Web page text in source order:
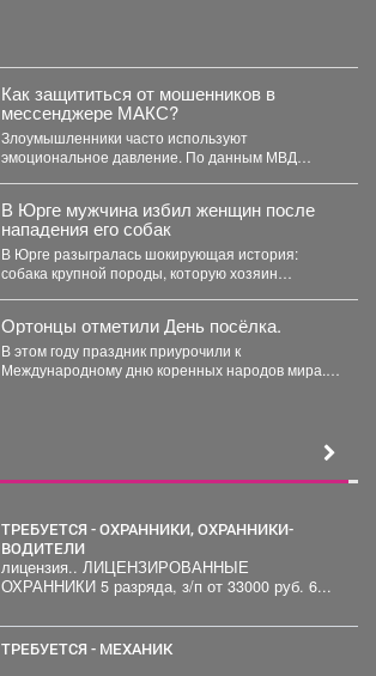
Как защититься от мошенников в
мессенджере МАКС?
Злоумышленники часто используют
эмоциональное давление. По данным МВД
В Юрге мужчина избил женщин после
нападения его собак
В Юрге разыгралась шокирующая история:
собака крупной породы, которую хозяин
Ортонцы отметили День посёлка.
В этом году праздник приурочили к
Международному дню коренных народов мира.
ТРЕБУЕТСЯ - ОХРАННИКИ, ОХРАННИКИ-
ВОДИТЕЛИ
лицензия.. ЛИЦЕНЗИРОВАННЫЕ
ОХРАННИКИ 5 разряда, з/п от 33000 руб. 6...
ТРЕБУЕТСЯ - МЕХАНИК